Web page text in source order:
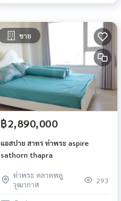
ขาย
฿2,890,000
แอสปาย สาทร ท่าพระ aspire
sathorn thapra
ท่าพระ ตลาดพลู
วุฒากาศ
293